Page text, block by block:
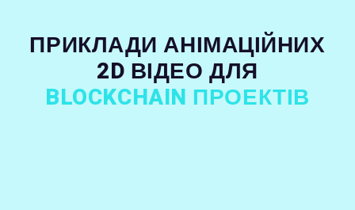
ПРИКЛАДИ АНІМАЦІЙНИХ
2D ВІДЕО ДЛЯ
BLOCKCHAIN ПРОЕКТІВ